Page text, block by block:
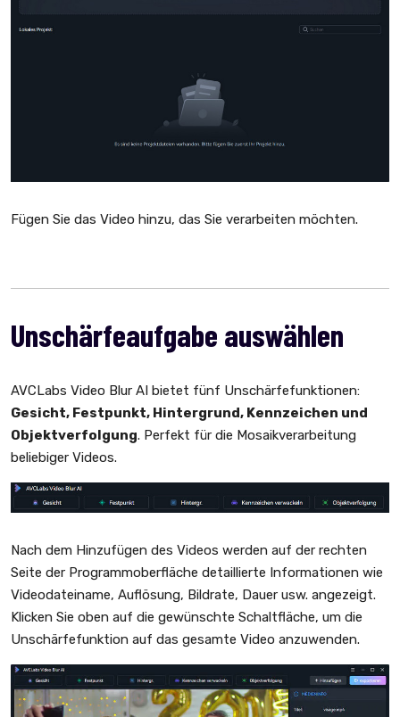
Fügen Sie das Video hinzu, das Sie verarbeiten möchten.
Unschärfeaufgabe auswählen
AVCLabs Video Blur AI bietet fünf Unschärfefunktionen:
Gesicht, Festpunkt, Hintergrund, Kennzeichen und
Objektverfolgung. Perfekt für die Mosaikverarbeitung
beliebiger Videos.
Nach dem Hinzufügen des Videos werden auf der rechten
Seite der Programmoberfläche detaillierte Informationen wie
Videodateiname, Auflösung, Bildrate, Dauer usw. angezeigt.
Klicken Sie oben auf die gewünschte Schaltfläche, um die
Unschärfefunktion auf das gesamte Video anzuwenden.